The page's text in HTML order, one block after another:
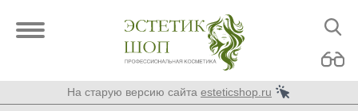
На старую версию сайта esteticshop.ru